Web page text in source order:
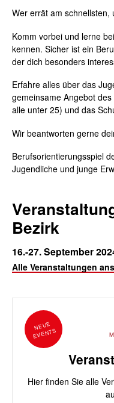
Wer errät am schnellsten,
Komm vorbei und lerne
kennen. Sicher ist ein
der dich besonders
Erfahre alles über das
gemeinsame Angebot
alle unter 25) und das
Wir beantworten gerne
Berufsorientierungsspiel
Jugendliche und junge
Bezirk
16.-27. September
Alle Veranstaltungen
Hier finden Sie alle
NEUE
EVENTS